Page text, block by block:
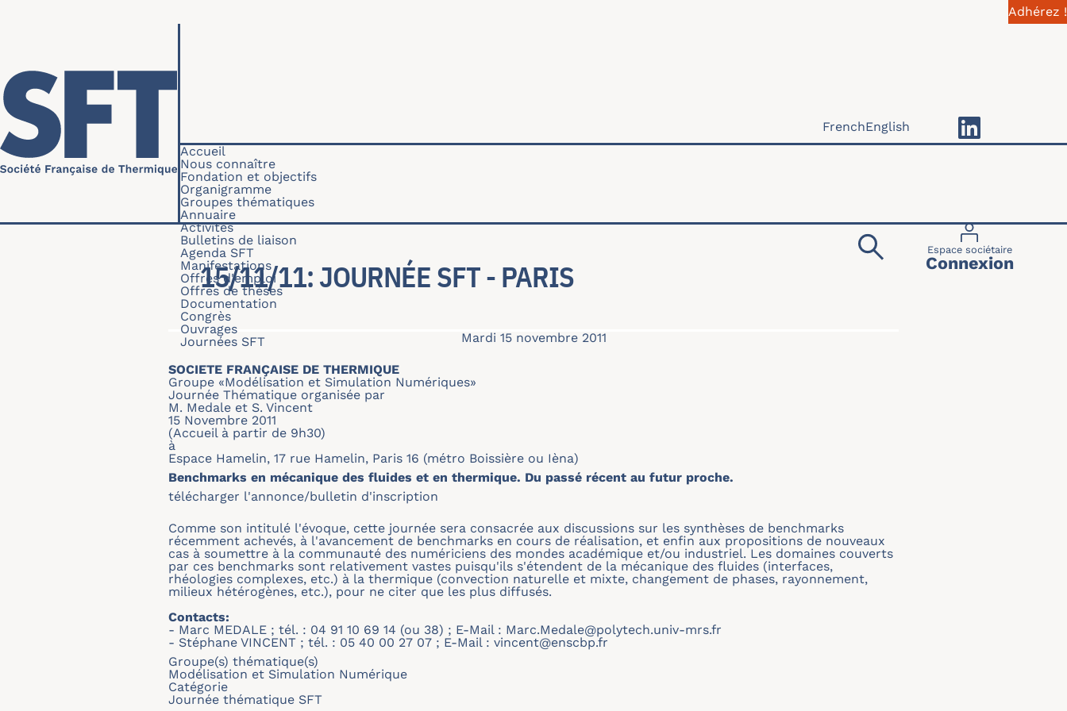
Adhérez !
Navigation principale
Accueil
Nous connaître
Fondation et objectifs
Organigramme
Groupes thématiques
Annuaire
Activités
Bulletins de liaison
Agenda SFT
Manifestations
Offres d'emploi
Offres de thèses
Documentation
Congrès
Ouvrages
Journées SFT
Menu du
Espace sociétaire
Connexion
FrenchEnglish
15/11/11: JOURNÉE SFT - PARIS
Mardi 15 novembre 2011
SOCIETE FRANÇAISE DE THERMIQUE
Groupe «Modélisation et Simulation Numériques»
Journée Thématique organisée par
M. Medale et S. Vincent
15 Novembre 2011
(Accueil à partir de 9h30)
à
Espace Hamelin, 17 rue Hamelin, Paris 16 (métro Boissière ou Ièna)
Benchmarks en mécanique des fluides et en thermique. Du passé récent au futur proche.
télécharger l'annonce/bulletin d'inscription
Comme son intitulé l'évoque, cette journée sera consacrée aux discussions sur les synthèses de benchmarks
récemment achevés, à l'avancement de benchmarks en cours de réalisation, et enfin aux propositions de nouveaux
cas à soumettre à la communauté des numériciens des mondes académique et/ou industriel. Les domaines couverts
par ces benchmarks sont relativement vastes puisqu'ils s'étendent de la mécanique des fluides (interfaces,
rhéologies complexes, etc.) à la thermique (convection naturelle et mixte, changement de phases, rayonnement,
milieux hétérogènes, etc.), pour ne citer que les plus diffusés.
Contacts:
- Marc MEDALE ; tél. : 04 91 10 69 14 (ou 38) ; E-Mail : Marc.Medale@polytech.univ-mrs.fr
- Stéphane VINCENT ; tél. : 05 40 00 27 07 ; E-Mail : vincent@enscbp.fr
Groupe(s) thématique(s)
Modélisation et Simulation Numérique
Catégorie
Journée thématique SFT